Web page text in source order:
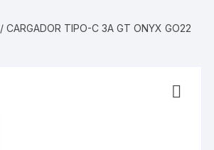
/ CARGADOR TIPO-C 3A GT ONYX GO22